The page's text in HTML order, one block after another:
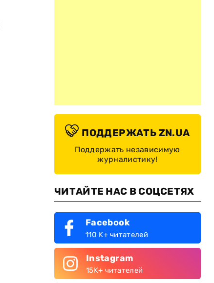
ПОДДЕРЖАТЬ ZN.UA
Поддержать независимую
журналистику!
ЧИТАЙТЕ НАС В СОЦСЕТЯХ
Facebook
110 K+ читателей
Instagram
15K+ читателей